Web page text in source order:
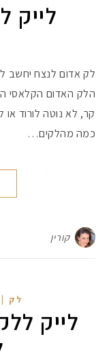
לייק
לק אדום לנצח יחשב ללק הקלאסי ביותר. יש גוונים שונים של אדום.
הלק האדום הקלאסי
קר, לא נוטה לורוד
כמה מהלקים…
קורין
לק |
לייק